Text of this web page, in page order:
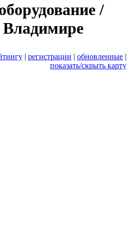
/
| регистрации | обновленные |
показать/скрыть карту